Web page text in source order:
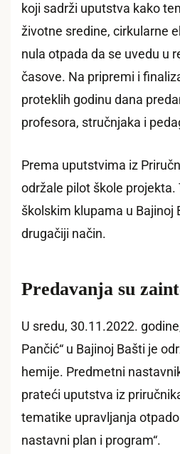
koji sadrži uputstva kako
životne sredine, cirkularne
nula otpada da se uvedu u
časove. Na pripremi i
proteklih godinu dana
profesora, stručnjaka i
Prema uputstvima iz
održale pilot škole projekta.
školskim klupama u Bajinoj
drugačiji način.
Predavanja su
U sredu, 30.11.2022.
Pančić“ u Bajinoj Bašti je
hemije. Predmetni
prateći uputstva iz
tematike upravljanja
nastavni plan i program“.